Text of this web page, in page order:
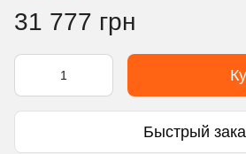
31 777 грн
Быстрый